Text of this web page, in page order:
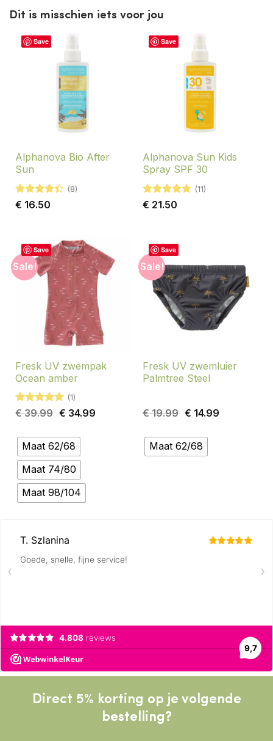
Dit is misschien iets voor jou
Save
Alphanova Bio After
Sun
Gewaardeerd
(8)
€ 16.50
Save
Alphanova Sun Kids
Spray SPF 30
Gewaardeerd
(11)
€ 21.50
Save
Sale!
Fresk UV zwempak
Ocean amber
Gewaardeerd
(1)
€39.99 Oorspronkelijke
€ 39.99.
€ 34.99Huidige
Maat 62/68
Maat 74/80
Maat 98/104
Save
Sale!
Fresk UV zwemluier
Palmtree Steel
€19.99 Oorspronkelijke
€ 19.99.
€ 14.99Huidige
Maat 62/68
Direct 5% korting op je volgende
bestelling?